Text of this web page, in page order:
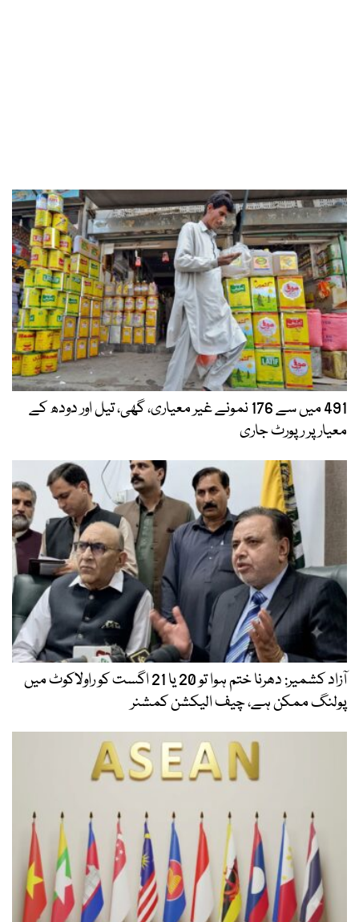
491 میں سے 176 نمونے غیر معیاری، گھی، تیل اور دودھ کے
معیار پر رپورٹ جاری
آزاد کشمیر: دھرنا ختم ہوا تو 20 یا 21 اگست کو راولاکوٹ میں
پولنگ ممکن ہے، چیف الیکشن کمشنر